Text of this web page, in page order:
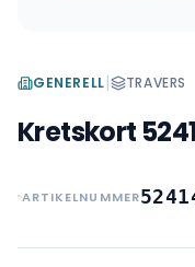
GENERELL| TRAVERS
Kretskort
ARTIKELNUMMER